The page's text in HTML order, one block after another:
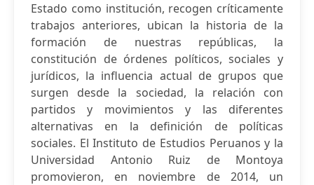
Estado como institución, recogen críticamente
trabajos anteriores, ubican la historia de la
formación de nuestras repúblicas, la
constitución de órdenes políticos, sociales y
jurídicos, la influencia actual de grupos que
surgen desde la sociedad, la relación con
partidos y movimientos y las diferentes
alternativas en la definición de políticas
sociales. El Instituto de Estudios Peruanos y la
Universidad Antonio Ruiz de Montoya
promovieron, en noviembre de 2014, un